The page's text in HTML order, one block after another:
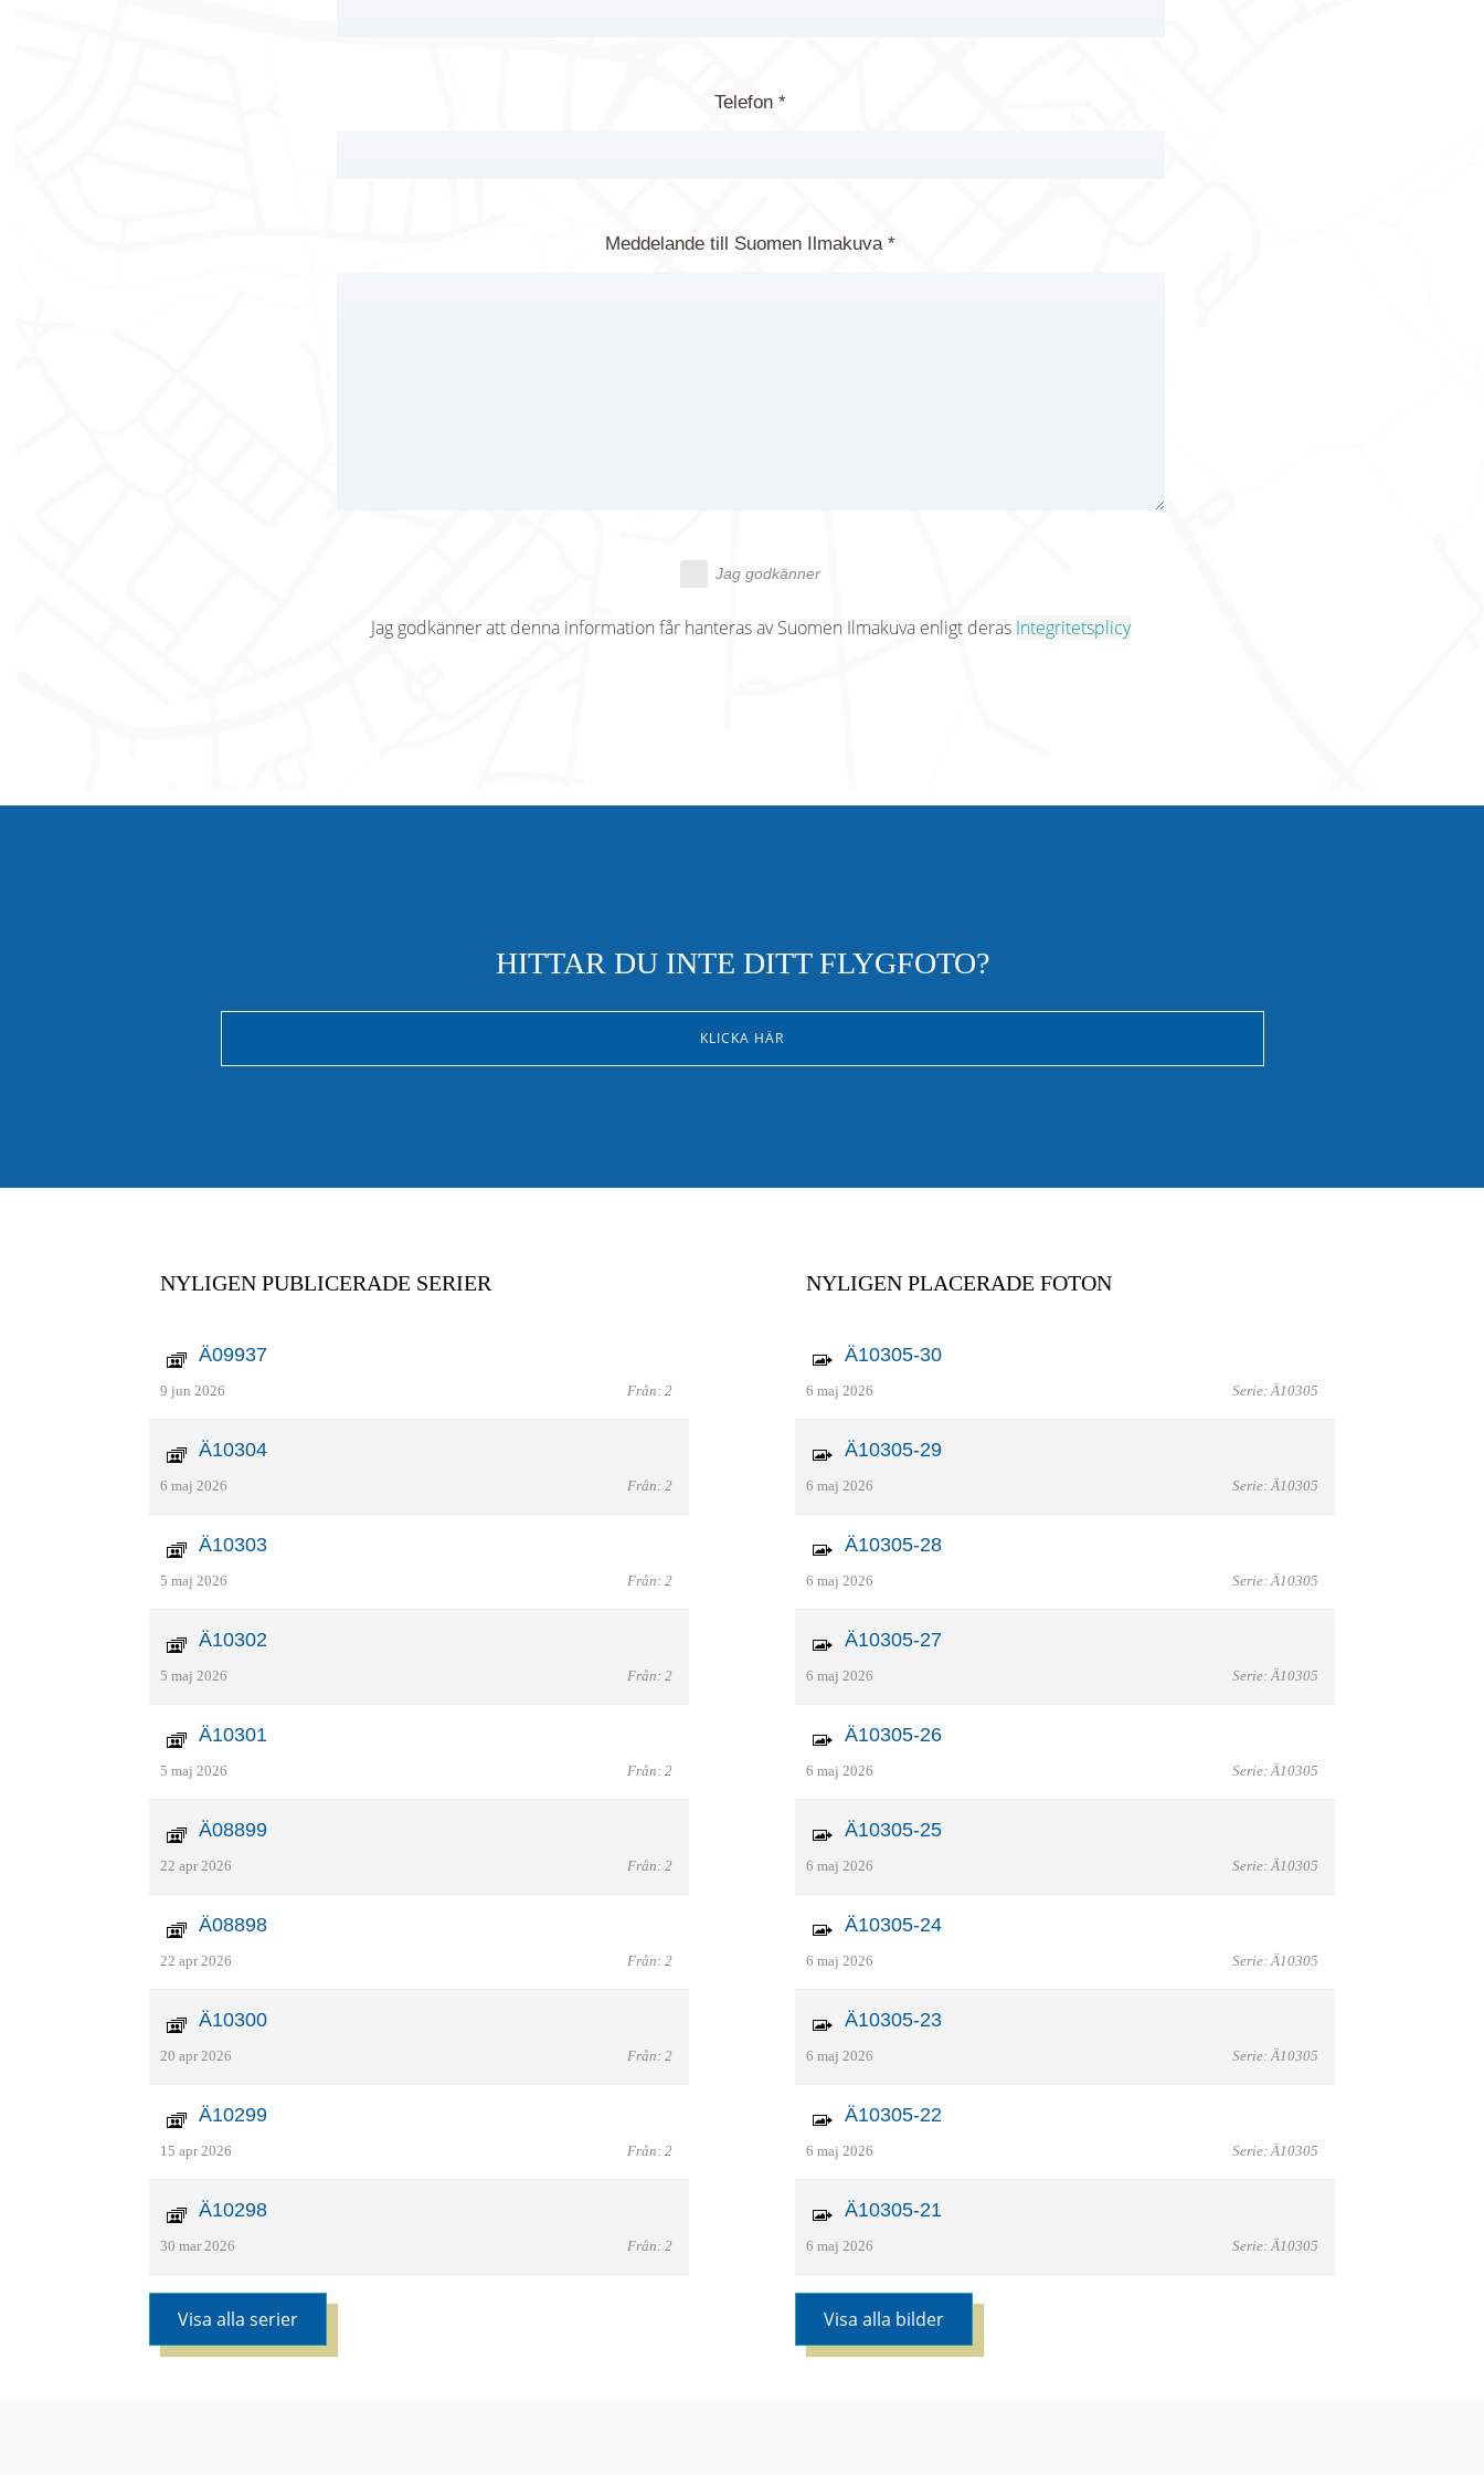
Telefon *
Meddelande till Suomen Ilmakuva *
Jag godkänner
Jag godkänner att denna information får hanteras av Suomen Ilmakuva enligt deras Integritetsplicy
HITTAR DU INTE DITT FLYGFOTO?
KLICKA HÄR
NYLIGEN PUBLICERADE SERIER
Ä09937
9 jun 2026 Från: 2
Ä10304
6 maj 2026 Från: 2
Ä10303
5 maj 2026 Från: 2
Ä10302
5 maj 2026 Från: 2
Ä10301
5 maj 2026 Från: 2
Ä08899
22 apr 2026 Från: 2
Ä08898
22 apr 2026 Från: 2
Ä10300
20 apr 2026 Från: 2
Ä10299
15 apr 2026 Från: 2
Ä10298
30 mar 2026 Från: 2
Visa alla serier
NYLIGEN PLACERADE FOTON
Ä10305-30
6 maj 2026 Serie: Ä10305
Ä10305-29
6 maj 2026 Serie: Ä10305
Ä10305-28
6 maj 2026 Serie: Ä10305
Ä10305-27
6 maj 2026 Serie: Ä10305
Ä10305-26
6 maj 2026 Serie: Ä10305
Ä10305-25
6 maj 2026 Serie: Ä10305
Ä10305-24
6 maj 2026 Serie: Ä10305
Ä10305-23
6 maj 2026 Serie: Ä10305
Ä10305-22
6 maj 2026 Serie: Ä10305
Ä10305-21
6 maj 2026 Serie: Ä10305
Visa alla bilder